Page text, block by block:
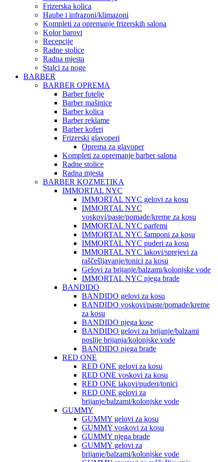
Frizerska kolica
Haube i infrazoni/klimazoni
Kompleti za opremanje frizerskih salona
Kolor barovi
Recepcije
Radne stolice
Radna mjesta
Stalci za noge
BARBER
BARBER OPREMA
Barber fotelje
Barber mašinice
Barber kolica
Barber reklame
Barber koferi
Frizerski glavoperi
Oprema za glavoper
Kompleti za opremanje barber salona
Radne stolice
Radna mjesta
BARBER KOZMETIKA
IMMORTAL NYC
IMMORTAL NYC gelovi za kosu
IMMORTAL NYC
voskovi/paste/pomade/kreme za kosu
IMMORTAL NYC parfemi
IMMORTAL NYC šamponi za kosu
IMMORTAL NYC puderi za kosu
IMMORTAL NYC lakovi/sprejevi za
raščešljavanje/tonici za kosu
Gelovi za brijanje/balzami/kolonjske vode
IMMORTAL NYC njega brade
BANDIDO
BANDIDO gelovi za kosu
BANDIDO voskovi/paste/pomade/kreme
za kosu
BANDIDO njega kose
BANDIDO gelovi za brijanje/balzami
poslije brijanja/kolonjske vode
BANDIDO njega brade
RED ONE
RED ONE gelovi za kosu
RED ONE voskovi za kosu
RED ONE lakovi/puderi/tonici
RED ONE gelovi za
brijanje/balzami/kolonjske vode
GUMMY
GUMMY gelovi za kosu
GUMMY voskovi za kosu
GUMMY njega brade
GUMMY gelovi za
brijanje/balzami/kolonjske vode